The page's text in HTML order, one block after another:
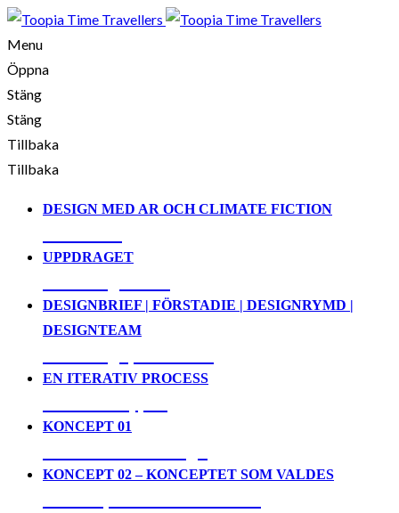
Menu
Öppna
Stäng
Stäng
Tillbaka
Tillbaka
DESIGN MED AR OCH CLIMATE FICTION
UPPDRAGET
DESIGNBRIEF | FÖRSTADIE | DESIGNRYMD |
DESIGNTEAM
EN ITERATIV PROCESS
KONCEPT 01
KONCEPT 02 – KONCEPTET SOM VALDES